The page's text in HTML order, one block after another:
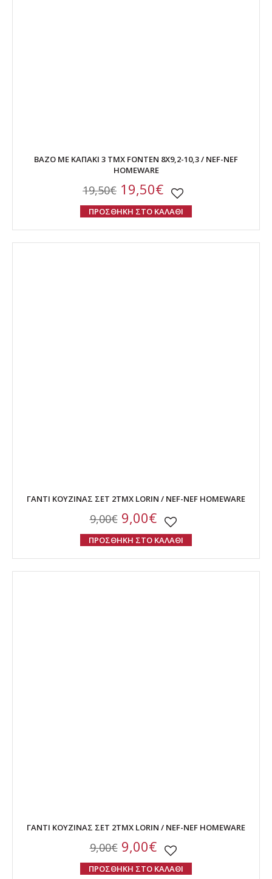
ΒΑΖΟ ΜΕ ΚΑΠΑΚΙ 3 ΤΜΧ FONTEN 8X9,2-10,3 / NEF-NEF
HOMEWARE
19,50€ 19,50€
ΠΡΟΣΘΗΚΗ ΣΤΟ ΚΑΛΑΘΙ
ΓΑΝΤΙ ΚΟΥΖΙΝΑΣ ΣΕΤ 2ΤΜΧ LORIN / NEF-NEF HOMEWARE
9,00€9,00€
ΠΡΟΣΘΗΚΗ ΣΤΟ ΚΑΛΑΘΙ
ΓΑΝΤΙ ΚΟΥΖΙΝΑΣ ΣΕΤ 2ΤΜΧ LORIN / NEF-NEF HOMEWARE
9,00€9,00€
ΠΡΟΣΘΗΚΗ ΣΤΟ ΚΑΛΑΘΙ